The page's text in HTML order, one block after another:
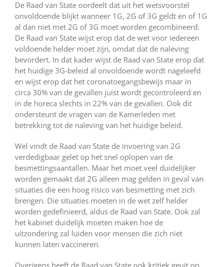
De Raad van State oordeelt dat uit het wetsvoorstel
onvoldoende blijkt wanneer 1G, 2G of 3G geldt en of 1G
al dan niet met 2G of 3G moet worden gecombineerd.
De Raad van State wijst erop dat de wet voor iedereen
voldoende helder moet zijn, omdat dat de naleving
bevordert. In dat kader wijst de Raad van State erop dat
het huidige 3G-beleid al onvoldoende wordt nageleefd
en wijst erop dat het coronatoegangsbewijs maar in
circa 30% van de gevallen juist wordt gecontroleerd en
in de horeca slechts in 22% van de gevallen. Ook dit
ondersteunt de vragen van de Kamerleden met
betrekking tot de naleving van het huidige beleid.
Wel vindt de Raad van State de invoering van 2G
verdedigbaar gelet op het snel oplopen van de
besmettingsaantallen. Maar het moet veel duidelijker
worden gemaakt dat 2G alleen mag gelden in geval van
situaties die een hoog risico van besmetting met zich
brengen. Die situaties moeten in de wet zelf helder
worden gedefinieerd, aldus de Raad van State. Ook zal
het kabinet duidelijk moeten maken hoe de
uitzondering zal luiden voor mensen die zich niet
kunnen laten vaccineren.
Overigens heeft de Raad van State ook kritiek geuit op